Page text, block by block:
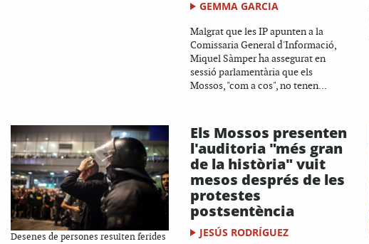
GEMMA GARCIA
Malgrat que les IP apunten a la
Comissaria General d'Informació,
Miquel Sàmper ha assegurat en
sessió parlamentària que els
Mossos, "com a cos", no tenen...
Desenes de persones resulten ferides
Els Mossos presenten
l'auditoria "més gran
de la història" vuit
mesos després de les
protestes
postsentència
JESÚS RODRÍGUEZ